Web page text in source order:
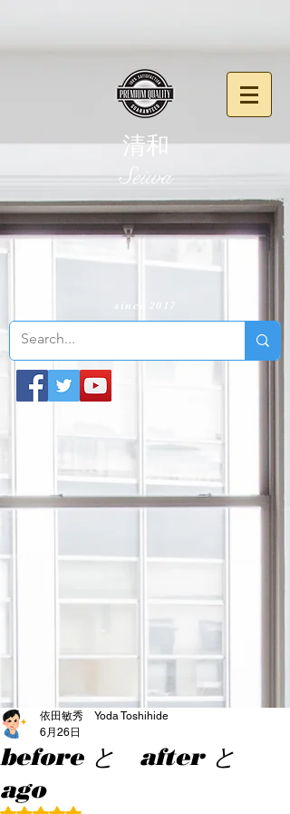
清和
​Seiwa
since 2017
before と after と
ago
依田敏秀 Yoda Toshihide
6月26日